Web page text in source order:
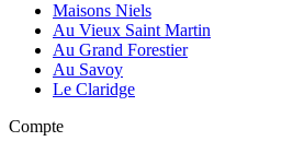
Maisons Niels
Au Vieux Saint Martin
Au Grand Forestier
Au Savoy
Le Claridge
Compte